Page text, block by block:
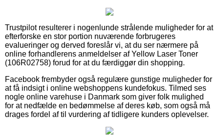
Trustpilot resulterer i nogenlunde strålende muligheder for at
efterforske en stor portion nuværende forbrugeres
evalueringer og derved foreslår vi, at du ser nærmere på
online forhandlerens anmeldelser af Yellow Laser Toner
(106R02758) forud for at du færdiggør din shopping.
Facebook frembyder også regulære gunstige muligheder for
at få indsigt i online webshoppens kundefokus. Tilmed ses
nogle online varehuse i Danmark som giver folk mulighed
for at nedfælde en bedømmelse af deres køb, som også må
drages fordel af til vurdering af tidligere kunders oplevelser.